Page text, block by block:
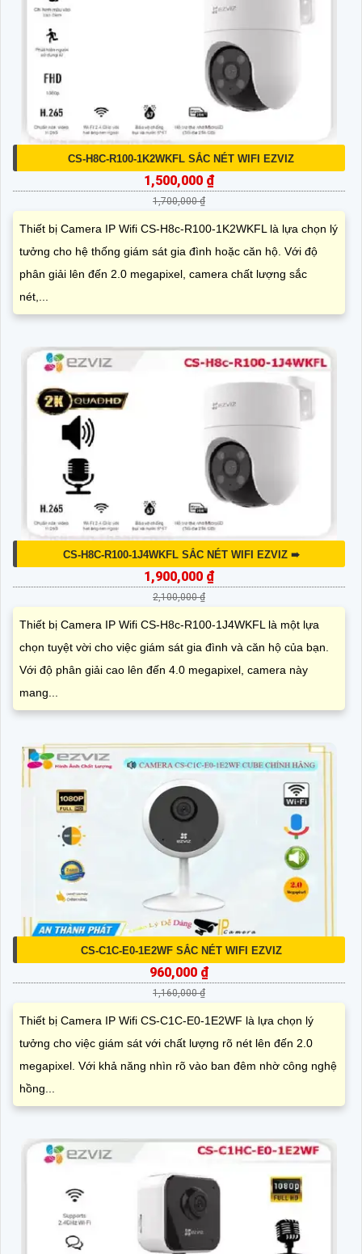
CS-H8C-R100-1K2WKFL SẮC NÉT WIFI EZVIZ
1,500,000 ₫
1,700,000 ₫
Thiết bị Camera IP Wifi CS-H8c-R100-1K2WKFL là lựa chọn lý
tưởng cho hệ thống giám sát gia đình hoặc căn hộ. Với độ
phân giải lên đến 2.0 megapixel, camera chất lượng sắc
nét,...
CS-H8C-R100-1J4WKFL SẮC NÉT WIFI EZVIZ ➠
1,900,000 ₫
2,100,000 ₫
Thiết bị Camera IP Wifi CS-H8c-R100-1J4WKFL là một lựa
chọn tuyệt vời cho việc giám sát gia đình và căn hộ của bạn.
Với độ phân giải cao lên đến 4.0 megapixel, camera này
mang...
CS-C1C-E0-1E2WF SẮC NÉT WIFI EZVIZ
960,000 ₫
1,160,000 ₫
Thiết bị Camera IP Wifi CS-C1C-E0-1E2WF là lựa chọn lý
tưởng cho việc giám sát với chất lượng rõ nét lên đến 2.0
megapixel. Với khả năng nhìn rõ vào ban đêm nhờ công nghệ
hồng...